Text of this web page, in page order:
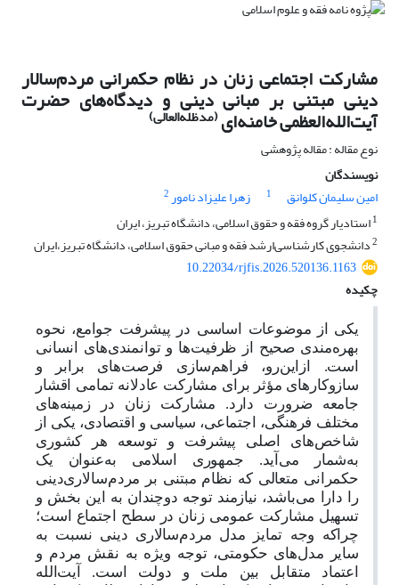
مشارکت اجتماعی زنان در نظام حکمرانی مردم‌سالار
دینی مبتنی بر مبانی دینی و دیدگاه‌های حضرت
آیت‌الله‌العظمی خامنه‌ای(مدظله‌العالی)
نوع مقاله : مقاله پژوهشی
نویسندگان
امین سلیمان کلوانق
1 زهرا علیزاد نامور2
1استادیار گروه فقه و حقوق اسلامی، دانشگاه تبریز، ایران
2دانشجوی کارشناسی‌ارشد فقه و مبانی حقوق اسلامی، دانشگاه تبریز،ایران
10.22034/rjfis.2026.520136.1163
چکیده
یکی از موضوعات اساسى در پیشرفت جوامع، نحوه
بهره‌مندى صحیح از ظرفیت‌ها و توانمندی‌های انسانی
است. ازاین‌رو، فراهم‌سازی فرصت‌های برابر و
سازوکارهای مؤثر برای مشارکت عادلانه تمامی اقشار
جامعه ضرورت دارد. مشارکت زنان در زمینه‌هاى
مختلف فرهنگی، اجتماعى، سیاسی و اقتصادى، یکى از
شاخص‌هاى اصلی پیشرفت و توسعه هر کشوری
به‌شمار می‌آید. جمهورى اسلامى به‌عنوان یک
حکمرانى متعالى که نظام مبتنى بر مردم‌سالارى‌دینى
را دارا می‌باشد، نیازمند توجه دوچندان به این بخش و
تسهیل مشارکت عمومى زنان در سطح اجتماع است؛
چراکه وجه تمایز مدل مردم‌سالارى‌ دینى نسبت به
سایر مدل‌هاى حکومتى، توجه ویژه به نقش مردم و
اعتماد متقابل بین ملت و دولت است. آیت‌الله